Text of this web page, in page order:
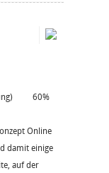
60%
Online
damit einige
auf der